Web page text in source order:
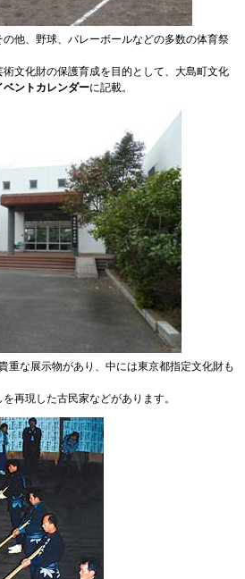
他、野球、バレーボールなどの多数の体育祭
文化財の保護育成を目的として、大島町文化
ベントカレンダーに記載。
重な展示物があり、中には東京都指定文化財も
再現した古民家などがあります。